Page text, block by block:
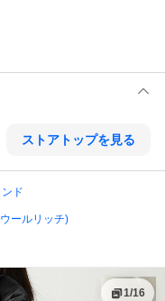
ストアトップを見る
ド
ールリッチ)
1/16